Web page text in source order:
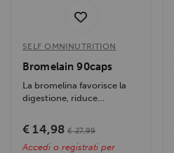
SELF OMNINUTRITION
Bromelain 90caps
La bromelina favorisce la
digestione, riduce
recupero...
€ 14,98 € 27,99
Accedi o registrati per